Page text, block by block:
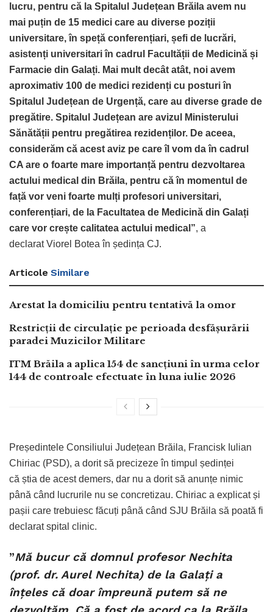
lucru, pentru că la Spitalul Județean Brăila avem nu
mai puțin de 15 medici care au diverse poziții
universitare, în speță conferențiari, șefi de lucrări,
asistenți universitari în cadrul Facultății de Medicină și
Farmacie din Galați. Mai mult decât atât, noi avem
aproximativ 100 de medici rezidenți cu posturi în
Spitalul Județean de Urgență, care au diverse grade de
pregătire. Spitalul Județean are avizul Ministerului
Sănătății pentru pregătirea rezidenților. De aceea,
considerăm că acest aviz pe care îl vom da în cadrul
CA are o foarte mare importanță pentru dezvoltarea
actului medical din Brăila, pentru că în momentul de
față vor veni foarte mulți profesori universitari,
conferențiari, de la Facultatea de Medicină din Galați
care vor crește calitatea actului medical”, a
declarat Viorel Botea în ședința CJ.
Articole Similare
Arestat la domiciliu pentru tentativă la omor
Restricții de circulație pe perioada desfășurării
paradei Muzicilor Militare
ITM Brăila a aplica 154 de sancțiuni în urma celor
144 de controale efectuate în luna iulie 2026
Președintele Consiliului Județean Brăila, Francisk Iulian
Chiriac (PSD), a dorit să precizeze în timpul ședinței
că știa de acest demers, dar nu a dorit să anunțe nimic
până când lucrurile nu se concretizau. Chiriac a explicat și
pașii care trebuiesc făcuți până când SJU Brăila să poată fi
declarat spital clinic.
”Mă bucur că domnul profesor Nechita
(prof. dr. Aurel Nechita) de la Galați a
înțeles că doar împreună putem să ne